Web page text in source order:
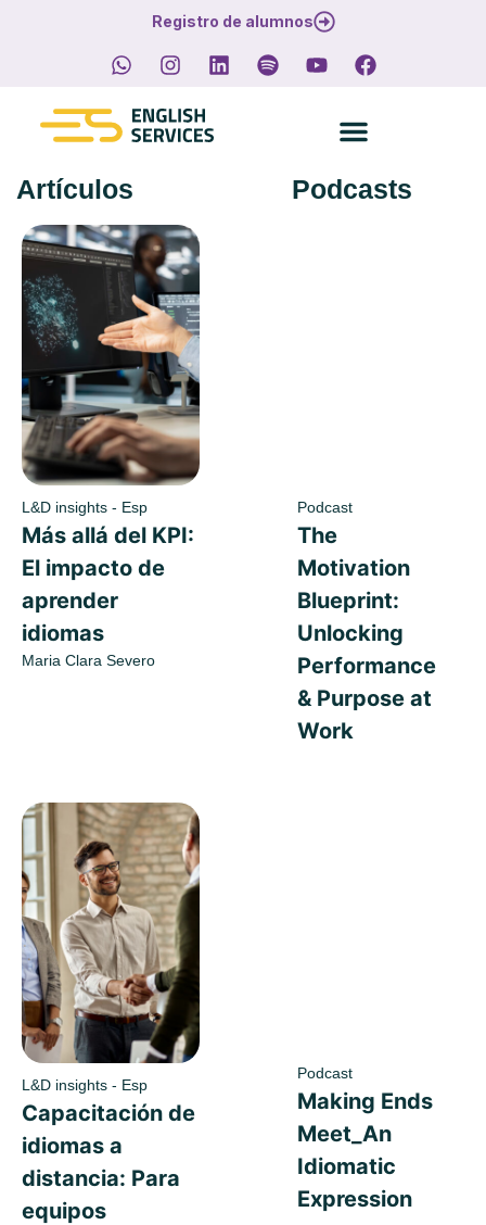
Registro de alumnos
Artículos
L&D insights - Esp
Más allá del KPI:
El impacto de
aprender
idiomas
Maria Clara Severo
L&D insights - Esp
Capacitación de
idiomas a
distancia: Para
equipos
Podcasts
Podcast
The
Motivation
Blueprint:
Unlocking
Performance
& Purpose at
Work
Podcast
Making Ends
Meet_An
Idiomatic
Expression